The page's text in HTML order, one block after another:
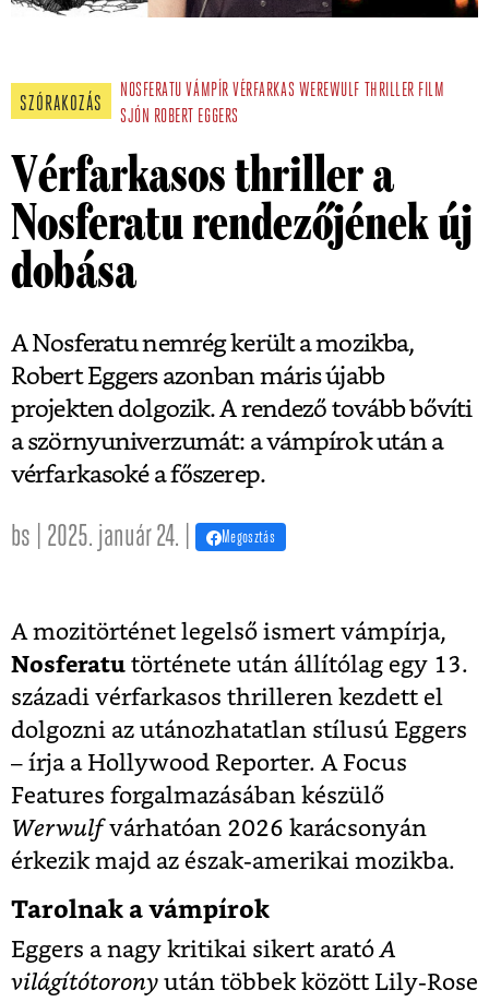
SZÓRAKOZÁS
NOSFERATU VÁMPÍR VÉRFARKAS WEREWULF THRILLER FILM
SJÓN ROBERT EGGERS
Vérfarkasos thriller a
Nosferatu rendezőjének új
dobása
A Nosferatu nemrég került a mozikba,
Robert Eggers azonban máris újabb
projekten dolgozik. A rendező tovább bővíti
a szörnyuniverzumát: a vámpírok után a
vérfarkasoké a főszerep.
bs | 2025. január 24. | Megosztás
A mozitörténet legelső ismert vámpírja,
Nosferatu története után állítólag egy 13.
századi vérfarkasos thrilleren kezdett el
dolgozni az utánozhatatlan stílusú Eggers
– írja a Hollywood Reporter. A Focus
Features forgalmazásában készülő
Werwulfvárhatóan 2026 karácsonyán
érkezik majd az észak-amerikai mozikba.
Tarolnak a vámpírok
Eggers a nagy kritikai sikert arató A
világítótorony után többek között Lily-Rose